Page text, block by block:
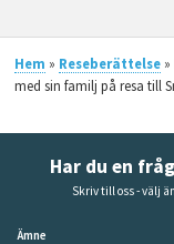
Hem » Reseberättelse»
med sin familj på resa till
Har du en
Skriv till oss - välj
Ämne